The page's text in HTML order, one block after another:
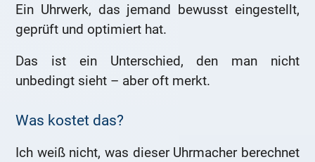
Ein Uhrwerk, das jemand bewusst eingestellt,
geprüft und optimiert hat.
Das ist ein Unterschied, den man nicht
unbedingt sieht – aber oft merkt.
Was kostet das?
Ich weiß nicht, was dieser Uhrmacher berechnet